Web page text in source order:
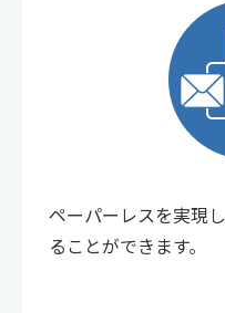
ペーパーレスを実現
ることができます。